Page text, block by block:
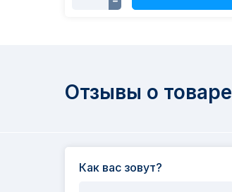
Отзывы о товаре
Как вас зовут?